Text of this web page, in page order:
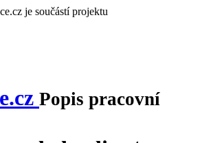
je součástí projektu
.cz Popis pracovní